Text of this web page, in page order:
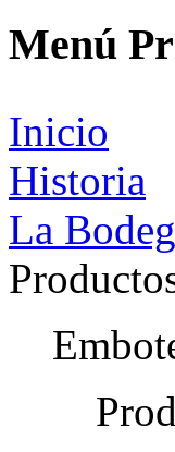
Menú
Inicio
Historia
La